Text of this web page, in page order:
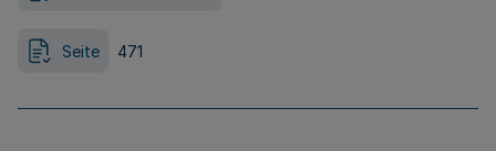
Seite 471